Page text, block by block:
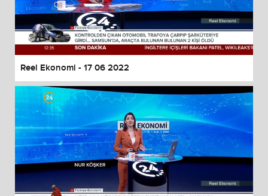
Reel Ekonomi - 17 06 2022